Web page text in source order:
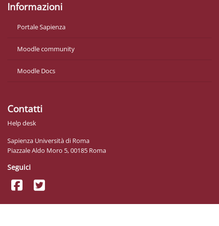
Informazioni
Portale Sapienza
Moodle community
Moodle Docs
Contatti
Help desk
Sapienza Università di Roma
Piazzale Aldo Moro 5, 00185 Roma
Seguici